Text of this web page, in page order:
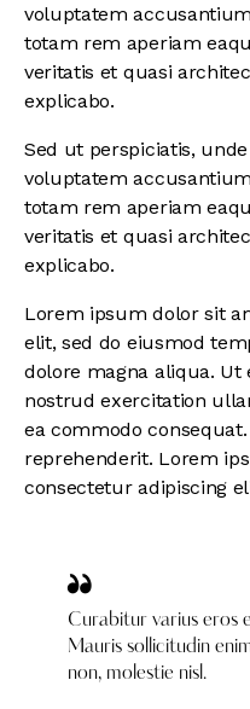
voluptatem
totam rem aperiam
veritatis et quasi
explicabo.
Sed ut perspiciatis,
voluptatem
totam rem aperiam
veritatis et quasi
explicabo.
Lorem ipsum dolor sit
elit, sed do eiusmod
dolore magna aliqua.
nostrud exercitation
ea commodo
reprehenderit. Lorem
consectetur adipiscing
Curabitur varius eros
Mauris sollicitudin
non, molestie nisl.